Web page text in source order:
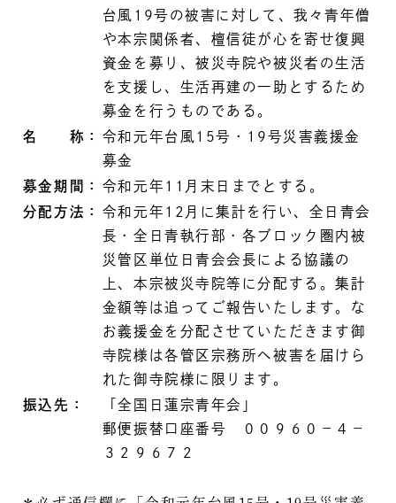
台風19号の被害に対して、我々青年僧
や本宗関係者、檀信徒が心を寄せ復興
資金を募り、被災寺院や被災者の生活
を支援し、生活再建の一助とするため
募金を行うものである。
名 称：
令和元年台風15号・19号災害義援金
募金
募金期間：
令和元年11月末日までとする。
分配方法：
令和元年12月に集計を行い、全日青会
長・全日青執行部・各ブロック圏内被
災管区単位日青会会長による協議の
上、本宗被災寺院等に分配する。集計
金額等は追ってご報告いたします。な
お義援金を分配させていただきます御
寺院様は各管区宗務所へ被害を届けら
れた御寺院様に限ります。
振込先：
「全国日蓮宗青年会」
郵便振替口座番号 ００９６０－４－
３２９６７２